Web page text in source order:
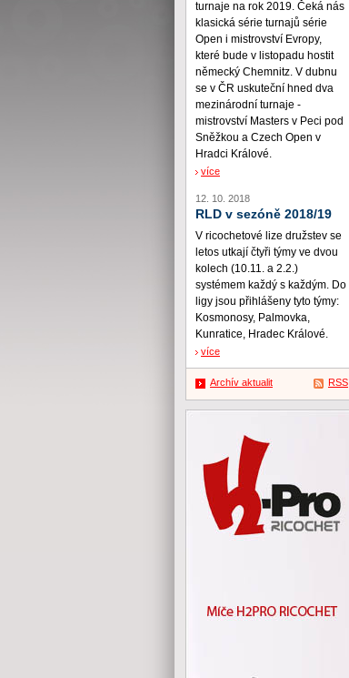
turnaje na rok 2019. Čeká nás
klasická série turnajů série
Open i mistrovství Evropy,
které bude v listopadu hostit
německý Chemnitz. V dubnu
se v ČR uskuteční hned dva
mezinárodní turnaje -
mistrovství Masters v Peci pod
Sněžkou a Czech Open v
Hradci Králové.
více
12. 10. 2018
RLD v sezóně 2018/19
V ricochetové lize družstev se
letos utkají čtyři týmy ve dvou
kolech (10.11. a 2.2.)
systémem každý s každým. Do
ligy jsou přihlášeny tyto týmy:
Kosmonosy, Palmovka,
Kunratice, Hradec Králové.
více
Archív aktualit RSS